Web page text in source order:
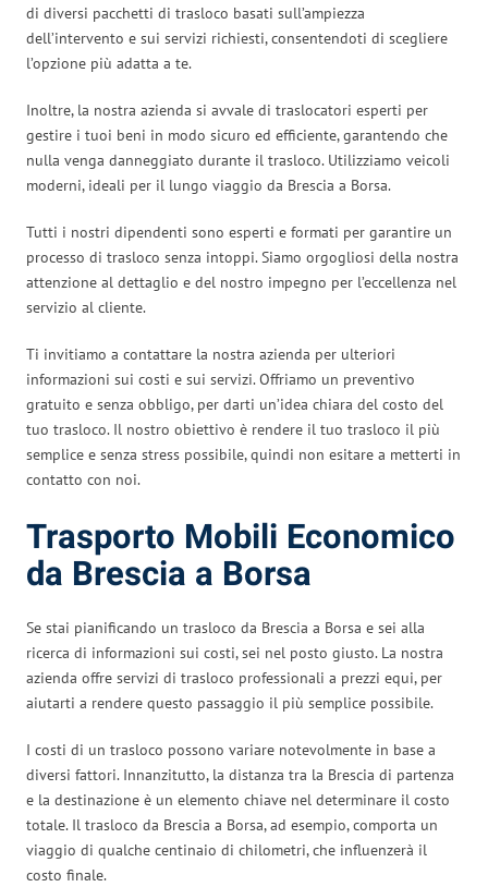
di diversi pacchetti di trasloco basati sull’ampiezza
dell’intervento e sui servizi richiesti, consentendoti di scegliere
l’opzione più adatta a te.
Inoltre, la nostra azienda si avvale di traslocatori esperti per
gestire i tuoi beni in modo sicuro ed efficiente, garantendo che
nulla venga danneggiato durante il trasloco. Utilizziamo veicoli
moderni, ideali per il lungo viaggio da Brescia a Borsa.
Tutti i nostri dipendenti sono esperti e formati per garantire un
processo di trasloco senza intoppi. Siamo orgogliosi della nostra
attenzione al dettaglio e del nostro impegno per l’eccellenza nel
servizio al cliente.
Ti invitiamo a contattare la nostra azienda per ulteriori
informazioni sui costi e sui servizi. Offriamo un preventivo
gratuito e senza obbligo, per darti un’idea chiara del costo del
tuo trasloco. Il nostro obiettivo è rendere il tuo trasloco il più
semplice e senza stress possibile, quindi non esitare a metterti in
contatto con noi.
Trasporto Mobili Economico
da Brescia a Borsa
Se stai pianificando un trasloco da Brescia a Borsa e sei alla
ricerca di informazioni sui costi, sei nel posto giusto. La nostra
azienda offre servizi di trasloco professionali a prezzi equi, per
aiutarti a rendere questo passaggio il più semplice possibile.
I costi di un trasloco possono variare notevolmente in base a
diversi fattori. Innanzitutto, la distanza tra la Brescia di partenza
e la destinazione è un elemento chiave nel determinare il costo
totale. Il trasloco da Brescia a Borsa, ad esempio, comporta un
viaggio di qualche centinaio di chilometri, che influenzerà il
costo finale.